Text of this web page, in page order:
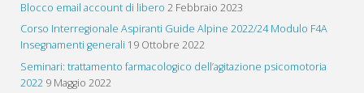
Blocco email account di libero 2 Febbraio 2023
Corso Interregionale Aspiranti Guide Alpine 2022/24 Modulo F4A
Insegnamenti generali 19 Ottobre 2022
Seminari: trattamento farmacologico dell’agitazione psicomotoria
2022 9 Maggio 2022